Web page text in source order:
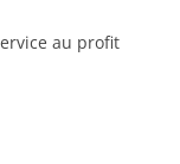
au profit